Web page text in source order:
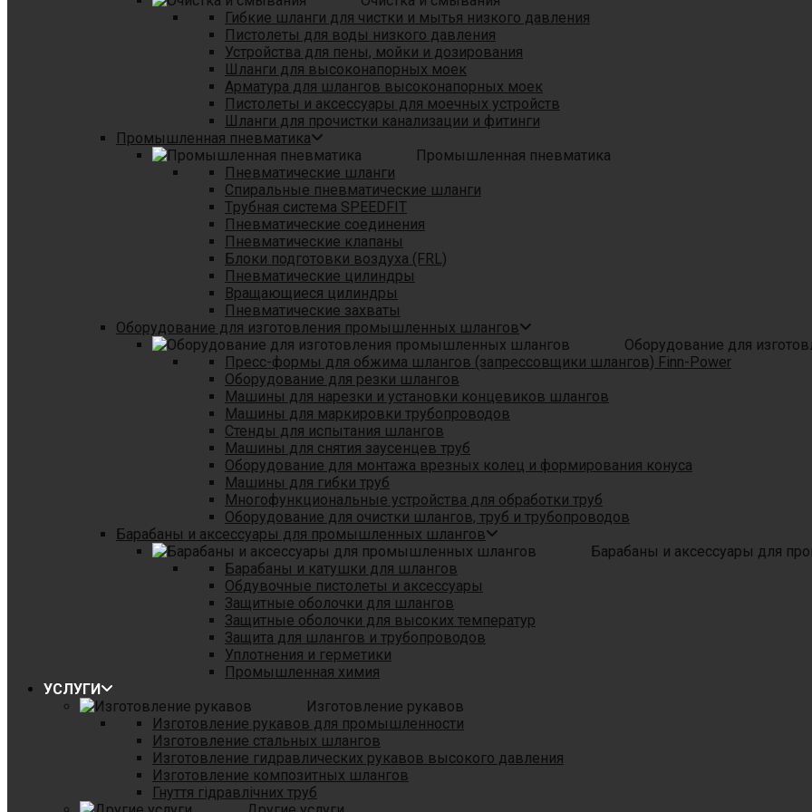
Гибкие шланги для чистки и мытья низкого давления
Пистолеты для воды низкого давления
Устройства для пены, мойки и дозирования
Шланги для высоконапорных моек
Арматура для шлангов высоконапорных моек
Пистолеты и аксессуары для моечных устройств
Шланги для прочистки канализации и фитинги
Промышленная пневматика
Промышленная пневматика
Пневматические шланги
Спиральные пневматические шланги
Tрубная система SPEEDFIT
Пневматические соединения
Пневматические клапаны
Блоки подготовки воздуха (FRL)
Пневматические цилиндры
Вращающиеся цилиндры
Пневматические захваты
Оборудование для изготовления промышленных шлангов
Оборудование для
Пресс-формы для обжима шлангов (запрессовщики шлангов) Finn-Power
Оборудование для резки шлангов
Машины для нарезки и установки концевиков шлангов
Машины для маркировки трубопроводов
Стенды для испытания шлангов
Машины для снятия заусенцев труб
Оборудование для монтажа врезных колец и формирования конуса
Машины для гибки труб
Многофункциональные устройства для обработки труб
Оборудование для очистки шлангов, труб и трубопроводов
Барабаны и аксессуары для промышленных шлангов
Барабаны и аксессуары для
Барабаны и катушки для шлангов
Обдувочные пистолеты и аксессуары
Защитные оболочки для шлангов
Защитные оболочки для высоких температур
Защита для шлангов и трубопроводов
Уплотнения и герметики
Промышленная химия
УСЛУГИ
Изготовление рукавов
Изготовление рукавов для промышленности
Изготовление стальных шлангов
Изготовление гидравлических рукавов высокого давления
Изготовление композитных шлангов
Гнуття гідравлічних труб